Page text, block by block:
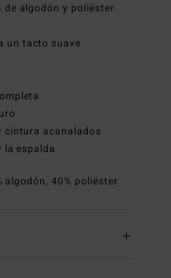
algodón y poliéster
un tacto suave
cintura acanalados
la espalda
algodón, 40% poliéster